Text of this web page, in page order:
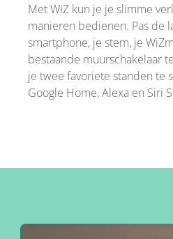
Met WiZ kun je je slimme
manieren bedienen. Pas de
smartphone, je stem, je
bestaande muurschakelaar
je twee favoriete standen te
Google Home, Alexa en Siri